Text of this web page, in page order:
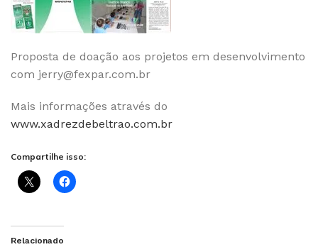
Proposta de doação aos projetos em desenvolvimento
com jerry@fexpar.com.br
Mais informações através do
www.xadrezdebeltrao.com.br
Compartilhe isso:
Relacionado